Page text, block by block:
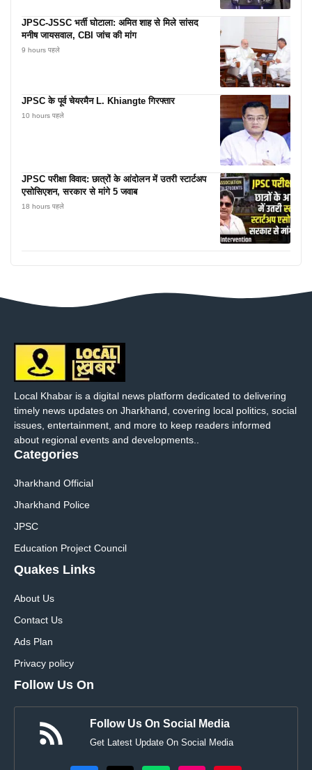
JPSC-JSSC भर्ती घोटाला: अमित शाह से मिले सांसद
मनीष जायसवाल, CBI जांच की मांग
9 hours पहले
JPSC के पूर्व चेयरमैन L. Khiangte गिरफ्तार
10 hours पहले
JPSC परीक्षा विवाद: छात्रों के आंदोलन में उतरी स्टार्टअप
एसोसिएशन, सरकार से मांगे 5 जवाब
18 hours पहले
Local Khabar is a digital news platform dedicated to delivering
timely news updates on Jharkhand, covering local politics, social
issues, entertainment, and more to keep readers informed
about regional events and developments..
Categories
Jharkhand Official
Jharkhand Police
JPSC
Education Project Council
Quakes Links
About Us
Contact Us
Ads Plan
Privacy policy
Follow Us On
Follow Us On Social Media
Get Latest Update On Social Media